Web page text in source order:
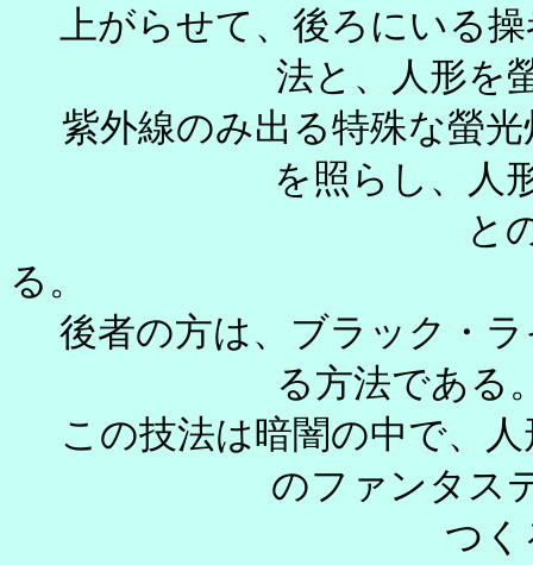
上がらせて、後ろにいる
法と、人形
紫外線のみ出る特殊な螢
を照らし、人
と
後者の方は、ブラック・
る方
この技法は暗闇の中で、
のファンタ
つく